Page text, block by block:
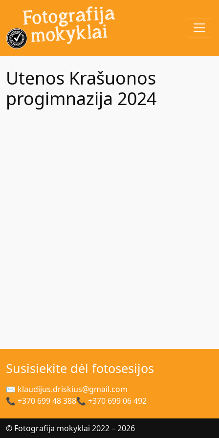
Utenos Krašuonos
progimnazija 2024
Susisiekite dėl fotosesijos
✉ klaudijus.driskius@gmail.com
📞 +370 699 48 388📞 +370 699 06 492
© Fotografija mokyklai 2022 – 2026